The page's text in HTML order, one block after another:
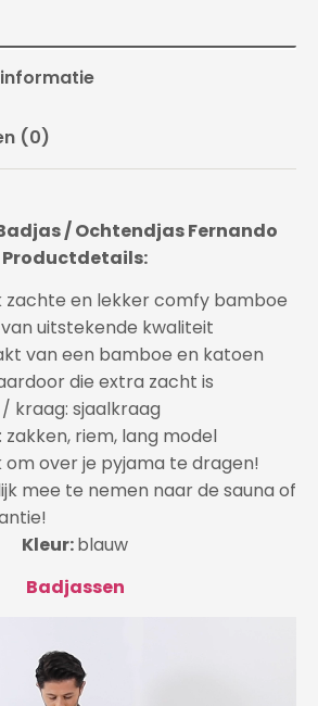
(0)
/ Ochtendjas Fernando
Productdetails:
zachte en lekker comfy bamboe
uitstekende kwaliteit
van een bamboe en katoen
die extra zacht is
/ kraag: sjaalkraag
zakken, riem, lang model
om over je pyjama te dragen!
mee te nemen naar de sauna of
Kleur:blauw
Badjassen